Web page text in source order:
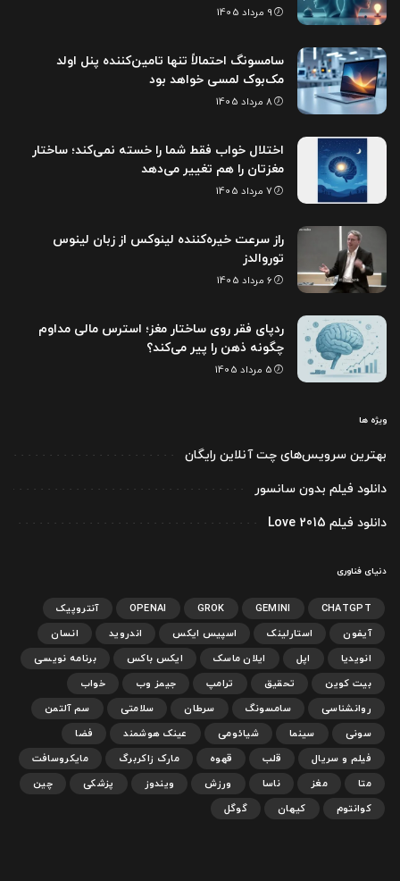
9 مرداد 1405
سامسونگ احتمالاً تنها تامین‌کننده پنل اولد
مک‌بوک لمسی خواهد بود
8 مرداد 1405
اختلال خواب فقط شما را خسته نمی‌کند؛ ساختار
مغزتان را هم تغییر می‌دهد
7 مرداد 1405
راز سرعت خیره‌کننده لینوکس از زبان لینوس
توروالدز
6 مرداد 1405
ردپای فقر روی ساختار مغز؛ استرس مالی مداوم
چگونه ذهن را پیر می‌کند؟
5 مرداد 1405
ویژه ها
بهترین سرویس‌های چت آنلاین رایگان
دانلود فیلم بدون سانسور
دانلود فیلم Love 2015
دنیای فناوری
CHATGPT
GEMINI
GROK
OPENAI
آنتروپیک
آیفون
استارلینک اسپیس ایکس اندروید
انسان
انویدیا
اپل ایلان ماسک ایکس باکس
برنامه نویسی
بیت کوین
تحقیق ترامپ جیمز وب
خواب
روانشناسی
سامسونگ سرطان سلامتی
سم آلتمن
سونی
سینما شیائومی عینک هوشمند
فضا
فیلم و سریال
قلب قهوه مارک زاکربرگ
مایکروسافت
متا
مغز ناسا ورزش ویندوز پزشکی
چین
کوانتوم
کیهان گوگل